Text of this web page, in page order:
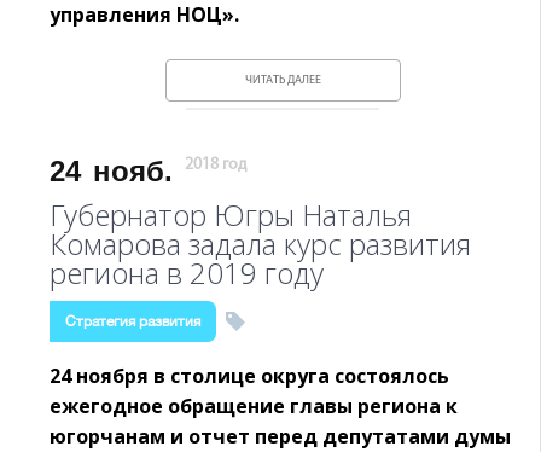
управления НОЦ».
ЧИТАТЬ ДАЛЕЕ
24 нояб. 2018 год
Губернатор Югры Наталья
Комарова задала курс развития
региона в 2019 году
Стратегия развития
24 ноября в столице округа состоялось
ежегодное обращение главы региона к
югорчанам и отчет перед депутатами думы